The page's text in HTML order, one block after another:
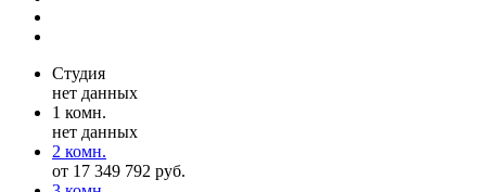
Студия
нет данных
1 комн.
нет данных
2 комн.
от 17 349 792 руб.